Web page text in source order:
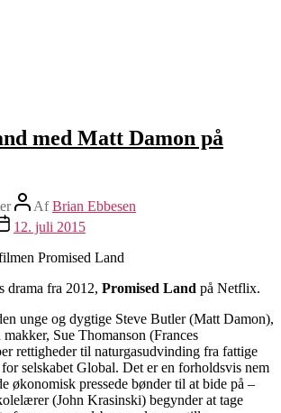
med Matt Damon på
AfBrian Ebbesen
12. juli 2015
drama fra 2012, Promised Land på Netflix.
unge og dygtige Steve Butler (Matt Damon),
makker, Sue Thomanson (Frances
rettigheder til naturgasudvinding fra fattige
selskabet Global. Det er en forholdsvis nem
økonomisk pressede bønder til at bide på –
(John Krasinski) begynder at tage